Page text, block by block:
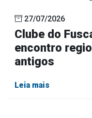
27/07/2026
Clube do
encontro
antigos
Leia mais